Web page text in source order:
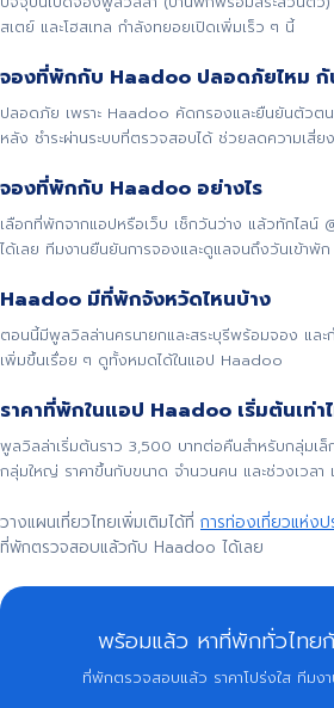
สเตย์ และโฮสเทล กำลังทยอยเปิดเพิ่มเร็ว ๆ นี้
จองที่พักกับ Haadoo ปลอดภัยไหม กั
ปลอดภัย เพราะ Haadoo คัดกรองและยืนยันตัวต
หลัง ชำระผ่านระบบที่ตรวจสอบได้ ช่วยลดความเสี่ย
จองที่พักกับ Haadoo อย่างไร
เลือกที่พักจากแอปหรือเว็บ เช็กวันว่าง แล้วทักไลน์
ได้เลย ทีมงานยืนยันการจองและดูแลจนถึงวันเข้าพัก
Haadoo มีที่พักจังหวัดไหนบ้าง
ตอนนี้มีพูลวิลล่านครนายกและสระบุรีพร้อมจอง และ
เพิ่มขึ้นเรื่อย ๆ ดูทั้งหมดได้ในแอป Haadoo
ราคาที่พักในแอป Haadoo เริ่มต้นเท่า
พูลวิลล่าเริ่มต้นราว 3,500 บาทต่อคืนสำหรับกลุ่มเ
กลุ่มใหญ่ ราคาขึ้นกับขนาด จำนวนคน และช่วงเวลา
วางแผนเที่ยวไทยเพิ่มเติมได้ที่ การท่องเที่ยวแห่งป
ที่พักตรวจสอบแล้วกับ Haadoo ได้เลย
พร้อมแล้ว หาที่พักทั่วไทย
ที่พักตรวจสอบแล้ว ราคาโปร่งใส ทีมง